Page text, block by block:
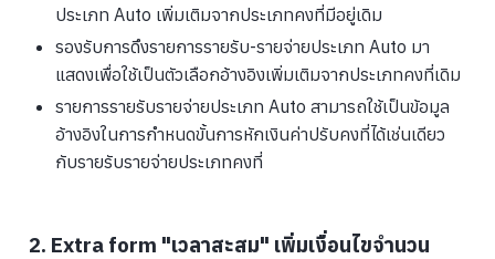
ประเภท Auto เพิ่มเติมจากประเภทคงที่มีอยู่เดิม
รองรับการดึงรายการรายรับ-รายจ่ายประเภท Auto มา
แสดงเพื่อใช้เป็นตัวเลือกอ้างอิงเพิ่มเติมจากประเภทคงที่เดิม
รายการรายรับรายจ่ายประเภท Auto สามารถใช้เป็นข้อมูล
อ้างอิงในการกำหนดขั้นการหักเงินค่าปรับคงที่ได้เช่นเดียว
กับรายรับรายจ่ายประเภทคงที่
2. Extra form "เวลาสะสม" เพิ่มเงื่อนไขจำนวน